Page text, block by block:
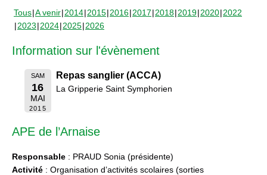
Tous A venir 2014 2015 2016 2017 2018 2019 2020 2022
2023 2024 2025 2026
Information sur l'évènement
SAM
16
MAI
2015
Repas sanglier (ACCA)
La Gripperie Saint Symphorien
APE de l’Arnaise
Responsable : PRAUD Sonia (présidente)
Activité : Organisation d’activités scolaires (sorties